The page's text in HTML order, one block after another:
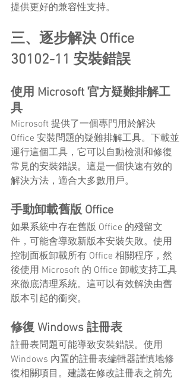
提供更好的兼容性支持。
三、逐步解決 Office
30102-11 安裝錯誤
使用 Microsoft 官方疑難排解工
具
Microsoft 提供了一個專門用於解決
Office 安裝問題的疑難排解工具。下載並
運行這個工具，它可以自動檢測和修復
常見的安裝錯誤。這是一個快速有效的
解決方法，適合大多數用戶。
手動卸載舊版 Office
如果系統中存在舊版 Office 的殘留文
件，可能會導致新版本安裝失敗。使用
控制面板卸載所有 Office 相關程序，然
後使用 Microsoft 的 Office 卸載支持工具
來徹底清理系統。這可以有效解決由舊
版本引起的衝突。
修復 Windows 註冊表
註冊表問題可能導致安裝錯誤。使用
Windows 內置的註冊表編輯器謹慎地修
復相關項目。建議在修改註冊表之前先